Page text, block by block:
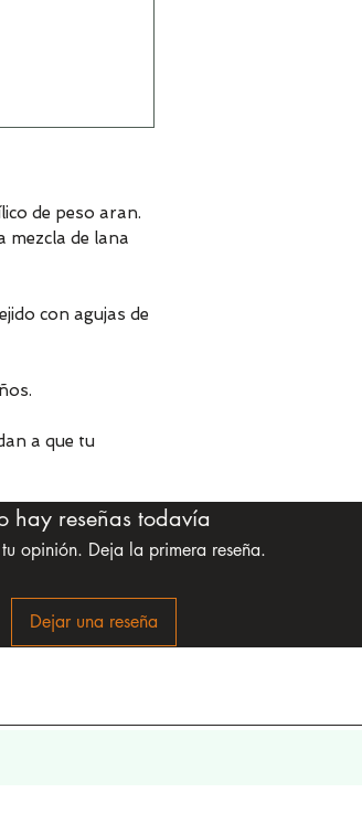
de peso aran.
mezcla de lana
con agujas de
a que tu
hay reseñas todavía
opinión. Deja la primera reseña.
Dejar una reseña